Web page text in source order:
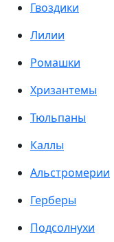
Гвоздики
Лилии
Ромашки
Хризантемы
Тюльпаны
Каллы
Альстромерии
Герберы
Подсолнухи